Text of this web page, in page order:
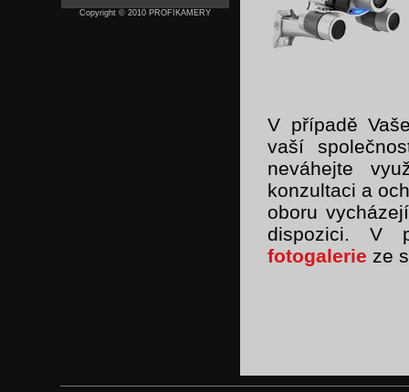
Copyright © 2010 PROFIKAMERY
V případě
vaší
neváhejte
konzultaci a
oboru
dispozici. V
fotogalerie ze